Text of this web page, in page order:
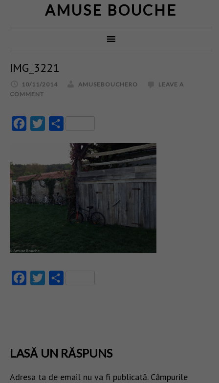
AMUSE BOUCHE
IMG_3221
10/11/2014 AMUSEBOUCHERO
LEAVE A
COMMENT
FacebookTwitter
FacebookTwitter
LASĂ UN RĂSPUNS
Adresa ta de email nu va fi publicată. Câmpurile